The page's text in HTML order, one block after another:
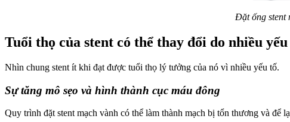
Đặt ống stent
Tuổi thọ của stent có thể thay đổi do nhiều
Nhìn chung stent ít khi đạt được tuổi thọ lý tưởng của nó vì nhiều yếu tố.
Sự tăng mô sẹo và hình thành cục máu đông
Quy trình đặt stent mạch vành có thể làm thành mạch bị tổn thương và để